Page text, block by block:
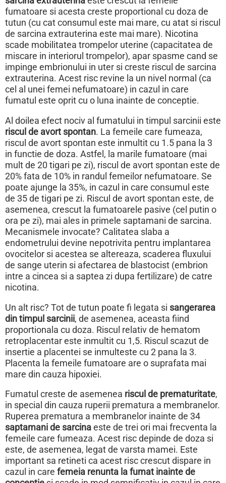
fumatoare si acesta creste proportional cu doza de
tutun (cu cat consumul este mai mare, cu atat si riscul
de sarcina extrauterina este mai mare). Nicotina
scade mobilitatea trompelor uterine (capacitatea de
miscare in interiorul trompelor), apar spasme cand se
impinge embrionului in uter si creste riscul de sarcina
extrauterina. Acest risc revine la un nivel normal (ca
cel al unei femei nefumatoare) in cazul in care
fumatul este oprit cu o luna inainte de conceptie.
Al doilea efect nociv al fumatului in timpul sarcinii este
riscul de avort spontan. La femeile care fumeaza,
riscul de avort spontan este inmultit cu 1.5 pana la 3
in functie de doza. Astfel, la marile fumatoare (mai
mult de 20 tigari pe zi), riscul de avort spontan este de
20% fata de 10% in randul femeilor nefumatoare. Se
poate ajunge la 35%, in cazul in care consumul este
de 35 de tigari pe zi. Riscul de avort spontan este, de
asemenea, crescut la fumatoarele pasive (cel putin o
ora pe zi), mai ales in primele saptamani de sarcina.
Mecanismele invocate? Calitatea slaba a
endometrului devine nepotrivita pentru implantarea
ovocitelor si acestea se altereaza, scaderea fluxului
de sange uterin si afectarea de blastocist (embrion
intre a cincea si a saptea zi dupa fertilizare) de catre
nicotina.
Un alt risc? Tot de tutun poate fi legata si sangerarea
din timpul sarcinii, de asemenea, aceasta fiind
proportionala cu doza. Riscul relativ de hematom
retroplacentar este inmultit cu 1,5. Riscul scazut de
insertie a placentei se inmulteste cu 2 pana la 3.
Placenta la femeile fumatoare are o suprafata mai
mare din cauza hipoxiei.
Fumatul creste de asemenea riscul de prematuritate,
in special din cauza ruperii prematura a membranelor.
Ruperea prematura a membranelor inainte de 34
saptamani de sarcina este de trei ori mai frecventa la
femeile care fumeaza. Acest risc depinde de doza si
este, de asemenea, legat de varsta mamei. Este
important sa retineti ca acest risc crescut dispare in
cazul in care femeia renunta la fumat inainte de